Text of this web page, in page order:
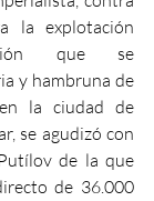
la explotación
que se
y hambruna de
la ciudad de
se agudizó con
de la que
de 36.000